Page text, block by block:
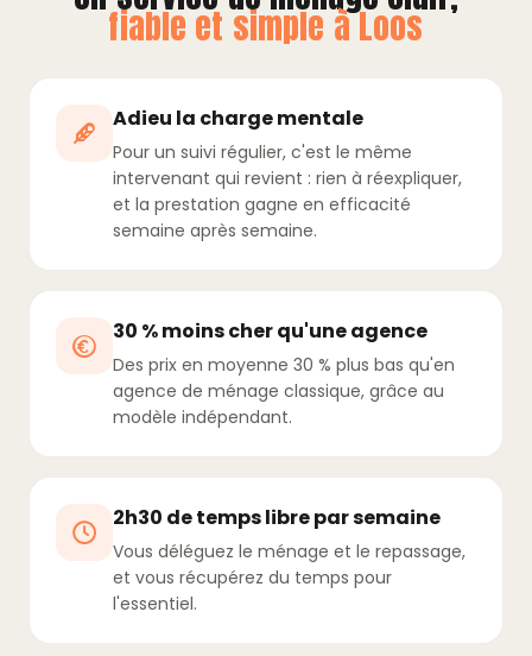
fiable et simple à Loos
Adieu la charge mentale
Pour un suivi régulier, c'est le même
intervenant qui revient : rien à réexpliquer,
et la prestation gagne en efficacité
semaine après semaine.
30 % moins cher qu'une agence
Des prix en moyenne 30 % plus bas qu'en
agence de ménage classique, grâce au
modèle indépendant.
2h30 de temps libre par semaine
Vous déléguez le ménage et le repassage,
et vous récupérez du temps pour
l'essentiel.